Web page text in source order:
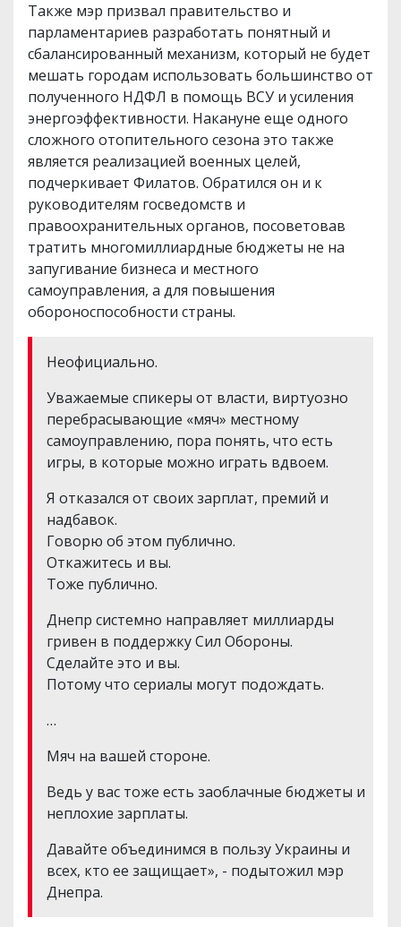
Также мэр призвал правительство и
парламентариев разработать понятный и
сбалансированный механизм, который не будет
мешать городам использовать большинство от
полученного НДФЛ в помощь ВСУ и усиления
энергоэффективности. Накануне еще одного
сложного отопительного сезона это также
является реализацией военных целей,
подчеркивает Филатов. Обратился он и к
руководителям госведомств и
правоохранительных органов, посоветовав
тратить многомиллиардные бюджеты не на
запугивание бизнеса и местного
самоуправления, а для повышения
обороноспособности страны.
Неофициально.
Уважаемые спикеры от власти, виртуозно
перебрасывающие «мяч» местному
самоуправлению, пора понять, что есть
игры, в которые можно играть вдвоем.
Я отказался от своих зарплат, премий и
надбавок.
Говорю об этом публично.
Откажитесь и вы.
Тоже публично.
Днепр системно направляет миллиарды
гривен в поддержку Сил Обороны.
Сделайте это и вы.
Потому что сериалы могут подождать.
…
Мяч на вашей стороне.
Ведь у вас тоже есть заоблачные бюджеты и
неплохие зарплаты.
Давайте объединимся в пользу Украины и
всех, кто ее защищает», - подытожил мэр
Днепра.